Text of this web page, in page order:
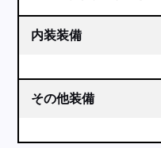
内装装備
その他装備